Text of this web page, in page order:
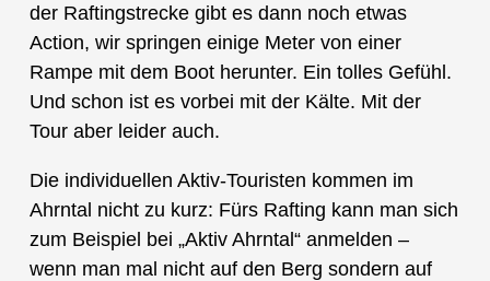
der Raftingstrecke gibt es dann noch etwas
Action, wir springen einige Meter von einer
Rampe mit dem Boot herunter. Ein tolles Gefühl.
Und schon ist es vorbei mit der Kälte. Mit der
Tour aber leider auch.
Die individuellen Aktiv-Touristen kommen im
Ahrntal nicht zu kurz: Fürs Rafting kann man sich
zum Beispiel bei „Aktiv Ahrntal“ anmelden –
wenn man mal nicht auf den Berg sondern auf